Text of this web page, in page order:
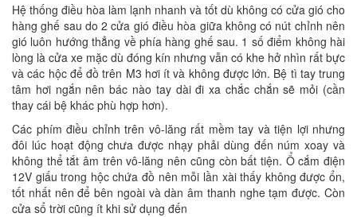
Hệ thống điều hòa làm lạnh nhanh và tốt dù không có cửa gió cho
hàng ghế sau do 2 cửa gió điều hòa giữa không có nút chỉnh nên
gió luôn hướng thẳng về phía hàng ghế sau. 1 số điểm không hài
lòng là cửa xe mặc dù đóng kín nhưng vẫn có khe hở nhìn rất bực
và các hộc để đồ trên M3 hơi ít và không được lớn. Bệ tì tay trung
tâm hơi ngắn nên bác nào tay dài đi xa chắc chắn sẽ mỏi (cần
thay cái bệ khác phù hợp hơn).
Các phím điều chỉnh trên vô-lăng rất mềm tay và tiện lợi nhưng
đôi lúc hoạt động chưa được nhạy phải dùng đến núm xoay và
không thể tắt âm trên vô-lăng nên cũng còn bất tiện. Ổ cắm điện
12V giấu trong hộc chứa đồ nên mỗi lần xài thấy không được ổn,
tốt nhất nên để bên ngoài và dàn âm thanh nghe tạm được. Còn
cửa sổ trời cũng ít khi sử dụng đến